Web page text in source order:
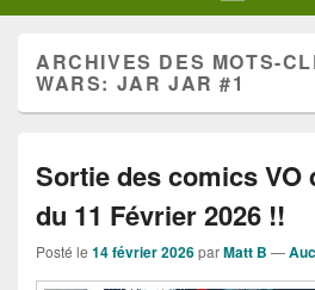
ARCHIVES DES MOTS-
WARS: JAR JAR #1
Sortie des comics VO
du 11 Février 2026 !!
Posté le 14 février 2026parMatt B —